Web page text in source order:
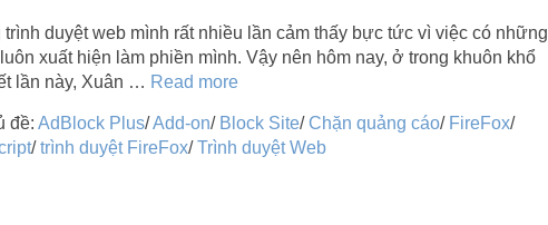
trình duyệt web mình rất nhiều lần cảm thấy bực tức vì việc có những
xuất hiện làm phiền mình. Vậy nên hôm nay, ở trong khuôn khổ
lần này, Xuân … Read more
đề: AdBlock Plus/Add-on/ Block Site/Chặn quảng cáo/ FireFox/
/trình duyệt FireFox/Trình duyệt Web